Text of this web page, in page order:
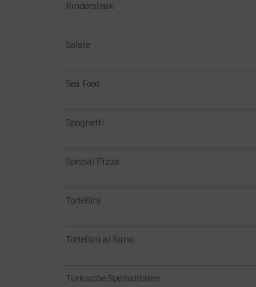
Rindersteak
Salate
Sea Food
Spaghetti
Spezial Pizza
Tortellini
Tortellini al forno
Türkische Spezialitäten